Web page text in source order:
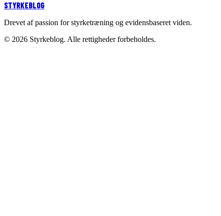
STYRKEBLOG
Drevet af passion for styrketræning og evidensbaseret viden.
© 2026 Styrkeblog. Alle rettigheder forbeholdes.